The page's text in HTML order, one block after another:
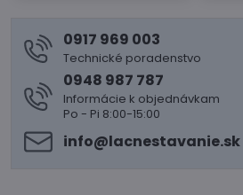
0917 969 003
Technické poradenstvo
0948 987 787
Informácie k objednávkam
Po - Pi 8:00-15:00
info​@lacnestavanie​.sk